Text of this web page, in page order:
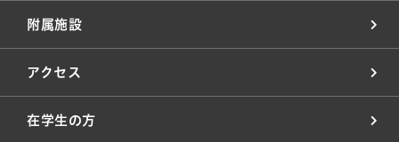
附属施設
アクセス
在学生の方